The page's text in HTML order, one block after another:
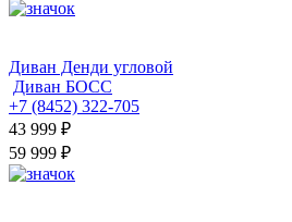
Диван Денди угловой
Диван БОСС
+7 (8452) 322-705
43 999 ₽
59 999 ₽